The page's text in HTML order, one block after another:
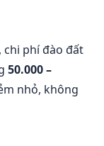
chi phí đào đất
50.000 –
nhỏ, không